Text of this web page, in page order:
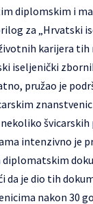
diplomskim i
za „Hrvatski
karijera
iseljenički
pružao je
švicarskih
intenzivno je
diplomatskim
da je dio tih
nakon 30